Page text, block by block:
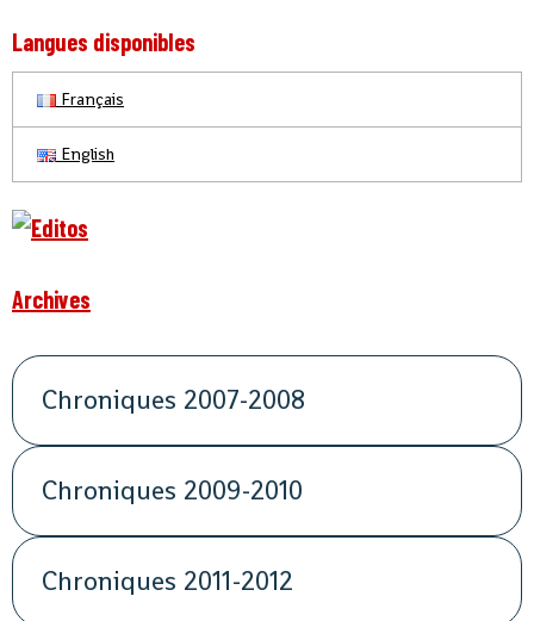
Langues disponibles
Français
English
Archives
Chroniques 2007-2008
Chroniques 2009-2010
Chroniques 2011-2012